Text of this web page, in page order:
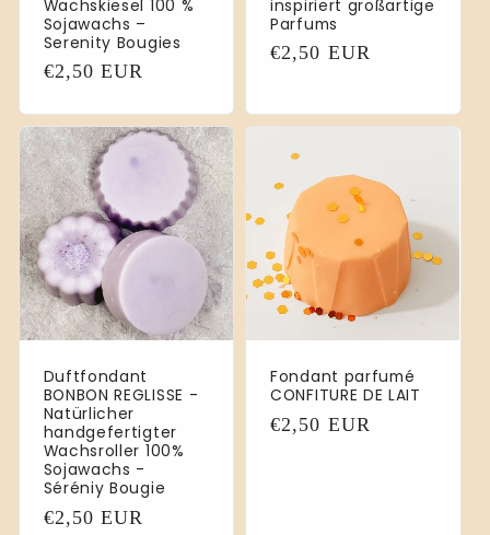
Wachskiesel 100 %
Sojawachs –
Serenity Bougies
Normaler
€2,50 EUR
inspiriert großartige
Parfums
Normaler
€2,50 EUR
Duftfondant
BONBON REGLISSE -
Natürlicher
handgefertigter
Wachsroller 100%
Sojawachs -
Séréniy Bougie
Normaler
€2,50 EUR
Fondant parfumé
CONFITURE DE LAIT
Normaler
€2,50 EUR